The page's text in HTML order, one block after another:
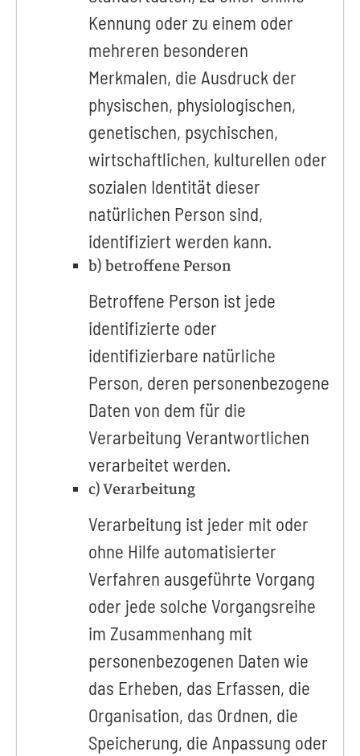
Kennung oder zu einem oder
mehreren besonderen
Merkmalen, die Ausdruck der
physischen, physiologischen,
genetischen, psychischen,
wirtschaftlichen, kulturellen oder
sozialen Identität dieser
natürlichen Person sind,
identifiziert werden kann.
b) betroffene Person
Betroffene Person ist jede
identifizierte oder
identifizierbare natürliche
Person, deren personenbezogene
Daten von dem für die
Verarbeitung Verantwortlichen
verarbeitet werden.
c) Verarbeitung
Verarbeitung ist jeder mit oder
ohne Hilfe automatisierter
Verfahren ausgeführte Vorgang
oder jede solche Vorgangsreihe
im Zusammenhang mit
personenbezogenen Daten wie
das Erheben, das Erfassen, die
Organisation, das Ordnen, die
Speicherung, die Anpassung oder